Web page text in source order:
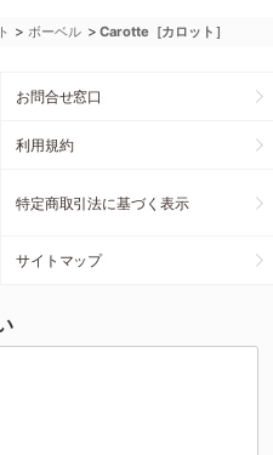
>ボーベル >Carotte［カロット］
お問合せ窓口
利用規約
特定商取引法に基づく表示
サイトマップ